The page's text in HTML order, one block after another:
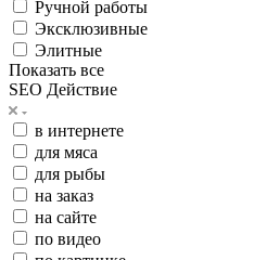
Ручной работы
Эксклюзивные
Элитные
Показать все
SEO Действие
в интернете
для мяса
для рыбы
на заказ
на сайте
по видео